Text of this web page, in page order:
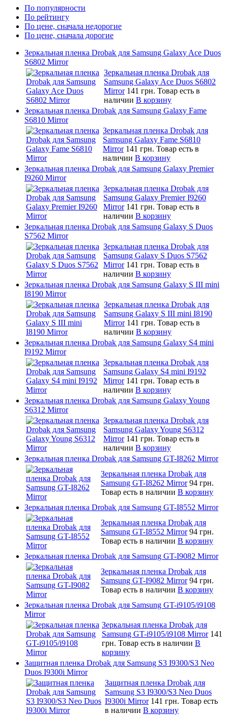
По популярности
По рейтингу
По цене, сначала недорогие
По цене, сначала дорогие
Зеркальная пленка Drobak для Samsung Galaxy Ace Duos
S6802 Mirror
Зеркальная пленка Drobak для
Samsung Galaxy Ace Duos S6802
Mirror 141 грн. Товар есть в
наличии В корзину
Зеркальная пленка Drobak для Samsung Galaxy Fame
S6810 Mirror
Зеркальная пленка Drobak для
Samsung Galaxy Fame S6810
Mirror 141 грн. Товар есть в
наличии В корзину
Зеркальная пленка Drobak для Samsung Galaxy Premier
I9260 Mirror
Зеркальная пленка Drobak для
Samsung Galaxy Premier I9260
Mirror 141 грн. Товар есть в
наличии В корзину
Зеркальная пленка Drobak для Samsung Galaxy S Duos
S7562 Mirror
Зеркальная пленка Drobak для
Samsung Galaxy S Duos S7562
Mirror 141 грн. Товар есть в
наличии В корзину
Зеркальная пленка Drobak для Samsung Galaxy S III mini
I8190 Mirror
Зеркальная пленка Drobak для
Samsung Galaxy S III mini I8190
Mirror 141 грн. Товар есть в
наличии В корзину
Зеркальная пленка Drobak для Samsung Galaxy S4 mini
I9192 Mirror
Зеркальная пленка Drobak для
Samsung Galaxy S4 mini I9192
Mirror 141 грн. Товар есть в
наличии В корзину
Зеркальная пленка Drobak для Samsung Galaxy Young
S6312 Mirror
Зеркальная пленка Drobak для
Samsung Galaxy Young S6312
Mirror 141 грн. Товар есть в
наличии В корзину
Зеркальная пленка Drobak для Samsung GT-I8262 Mirror
Зеркальная пленка Drobak для
Samsung GT-I8262 Mirror 94 грн.
Товар есть в наличии В корзину
Зеркальная пленка Drobak для Samsung GT-I8552 Mirror
Зеркальная пленка Drobak для
Samsung GT-I8552 Mirror 94 грн.
Товар есть в наличии В корзину
Зеркальная пленка Drobak для Samsung GT-I9082 Mirror
Зеркальная пленка Drobak для
Samsung GT-I9082 Mirror 94 грн.
Товар есть в наличии В корзину
Зеркальная пленка Drobak для Samsung GT-i9105/i9108
Mirror
Зеркальная пленка Drobak для
Samsung GT-i9105/i9108 Mirror 141
грн. Товар есть в наличии В
корзину
Защитная пленка Drobak для Samsung S3 I9300/S3 Neo
Duos I9300i Mirror
Защитная пленка Drobak для
Samsung S3 I9300/S3 Neo Duos
I9300i Mirror 141 грн. Товар есть
в наличии В корзину